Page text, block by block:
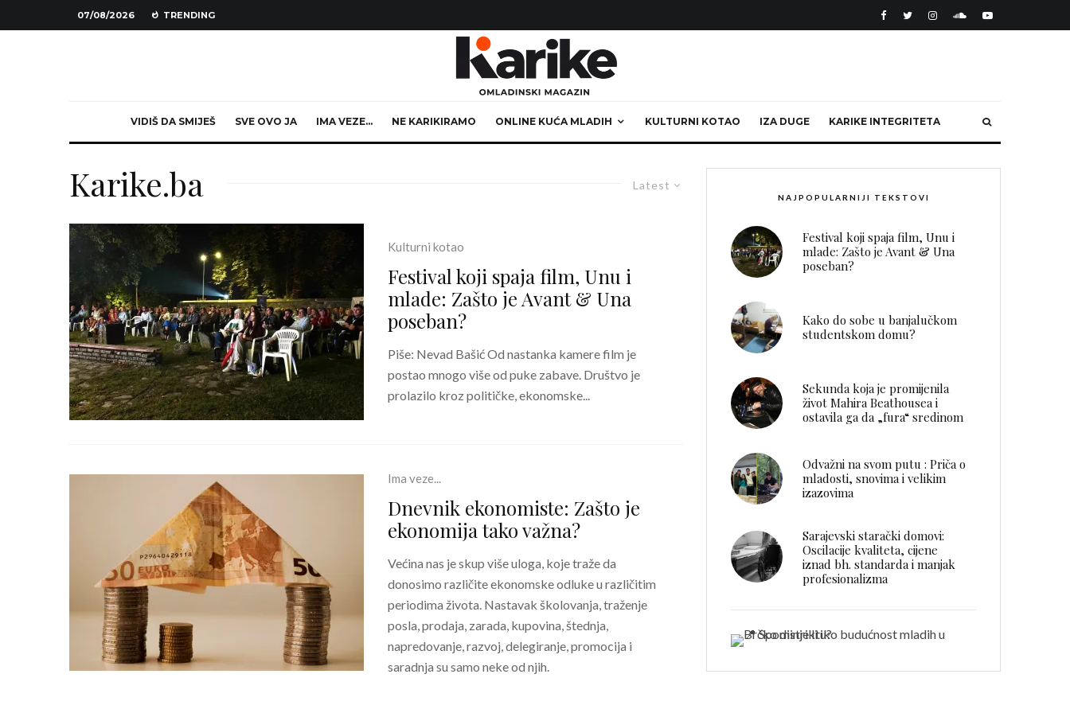
07/08/2026 TRENDING
VIDIŠ DA SMIJEŠ SVE OVO JA IMA VEZE… NE KARIKIRAMO ONLINE KUĆA MLADIH KULTURNI KOTAO IZA DUGE KARIKE INTEGRITETA
Latest
Karike.ba
Kulturni kotao
Festival koji spaja film, Unu i
mlade: Zašto je Avant & Una
poseban?
Piše: Nevad Bašić Od nastanka kamere film je
postao mnogo više od puke zabave. Društvo je
prolazilo kroz političke, ekonomske...
Ima veze...
Dnevnik ekonomiste: Zašto je
ekonomija tako važna?
Većina nas je skup više uloga, koje traže da
donosimo različite ekonomske odluke u različitim
periodima života. Nastavak školovanja, traženje
posla, prodaja, zarada, kupovina, štednja,
napredovanje, razvoj, delegiranje, promocija i
saradnja su samo neke od njih.
NAJPOPULARNIJI TEKSTOVI
Festival koji spaja film, Unu i
mlade: Zašto je Avant & Una
poseban?
Kako do sobe u banjalučkom
studentskom domu?
Sekunda koja je promijenila
život Mahira Beathousea i
ostavila ga da „fura“ sredinom
Odvažni na svom putu : Priča o
mladosti, snovima i velikim
izazovima
Sarajevski starački domovi:
Oscilacije kvaliteta, cijene
iznad bh. standarda i manjak
profesionalizma